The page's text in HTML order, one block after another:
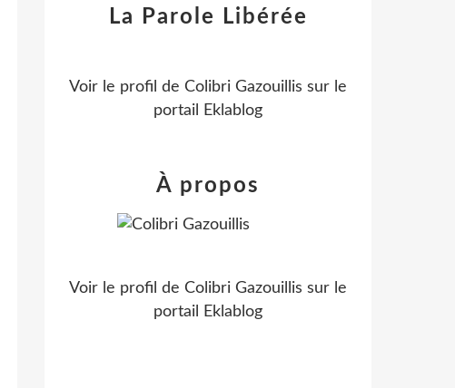
La Parole Libérée
Voir le profil de Colibri Gazouillis sur le
portail Eklablog
À propos
Voir le profil de Colibri Gazouillis sur le
portail Eklablog